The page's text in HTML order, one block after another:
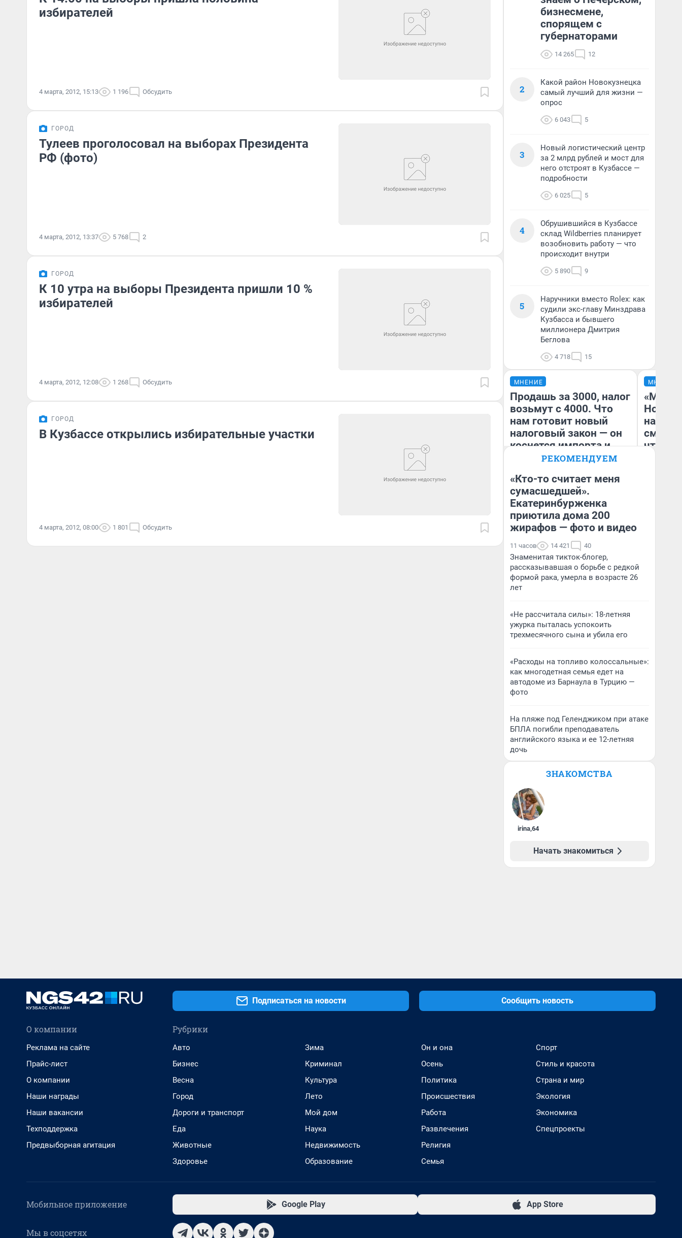
избирателей
4 марта, 2012, 15:13 1 196 Обсудить
ГОРОД
Тулеев проголосовал на выборах Президента
РФ (фото)
4 марта, 2012, 13:37 5 768 2
ГОРОД
К 10 утра на выборы Президента пришли 10 %
избирателей
4 марта, 2012, 12:08 1 268 Обсудить
ГОРОД
В Кузбассе открылись избирательные участки
4 марта, 2012, 08:00 1 801 Обсудить
бизнесмене,
спорящем с
губернаторами
14 265 12
2
Какой район Новокузнецка
самый лучший для жизни —
опрос
6 043 5
3
Новый логистический центр
за 2 млрд рублей и мост для
него отстроят в Кузбассе —
подробности
6 025 5
4
Обрушившийся в Кузбассе
склад Wildberries планирует
возобновить работу — что
происходит внутри
5 890 9
5
Наручники вместо Rolex: как
судили экс-главу Минздрава
Кузбасса и бывшего
миллионера Дмитрия
Беглова
4 718 15
МНЕНИЕ
Продашь за 3000, налог
возьмут с 4000. Что
нам готовит новый
налоговый закон — он
коснется импорта и
даже репетиторов
Анастасия Завгородняя
МНЕНИЕ
«Мы
чтобы
РЕКОМЕНДУЕМ
«Кто-то считает меня
сумасшедшей».
Екатеринбурженка
приютила дома 200
жирафов — фото и видео
11 часов 14 421 40
Знаменитая тикток-блогер,
рассказывавшая о борьбе с редкой
формой рака, умерла в возрасте 26
лет
«Не рассчитала силы»: 18-летняя
ужурка пыталась успокоить
трехмесячного сына и убила его
«Расходы на топливо колоссальные»:
как многодетная семья едет на
автодоме из Барнаула в Турцию —
фото
На пляже под Геленджиком при атаке
БПЛА погибли преподаватель
английского языка и ее 12-летняя
дочь
ЗНАКОМСТВА
irina,64
Начать знакомиться
Подписаться на новости Сообщить новость
О компании
Реклама на сайте
Прайс-лист
О компании
Наши награды
Наши вакансии
Техподдержка
Предвыборная агитация
Рубрики
Авто
Бизнес
Весна
Город
Дороги и транспорт
Еда
Животные
Здоровье
Зима
Криминал
Культура
Лето
Мой дом
Наука
Недвижимость
Образование
Он и она
Осень
Политика
Происшествия
Работа
Развлечения
Религия
Семья
Спорт
Стиль и красота
Страна и мир
Экология
Экономика
Спецпроекты
Мобильное приложение Google Play App Store
Мы в соцсетях